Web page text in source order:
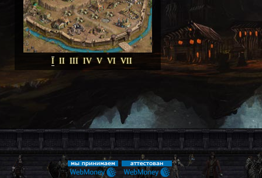
I II III IV V VI VII